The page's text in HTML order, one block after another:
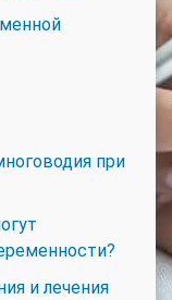
при
и лечения